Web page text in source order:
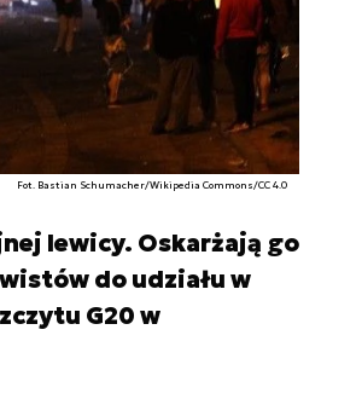
Fot. Bastian Schumacher/Wikipedia Commons/CC 4.0
lewicy. Oskarżają go
do udziału w
G20 w